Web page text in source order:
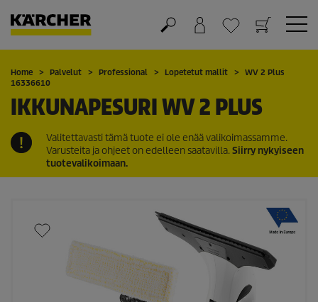
Ostoskori
Suosikit
Home Palvelut Professional Lopetetut mallit
WV 2 Plus
16336610
IKKUNAPESURI WV 2 PLUS
Valitettavasti tämä tuote ei ole enää valikoimassamme.
Varusteita ja ohjeet on edelleen saatavilla.Siirry nykyiseen
tuotevalikoimaan.